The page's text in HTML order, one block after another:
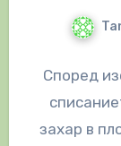
Според
захар в